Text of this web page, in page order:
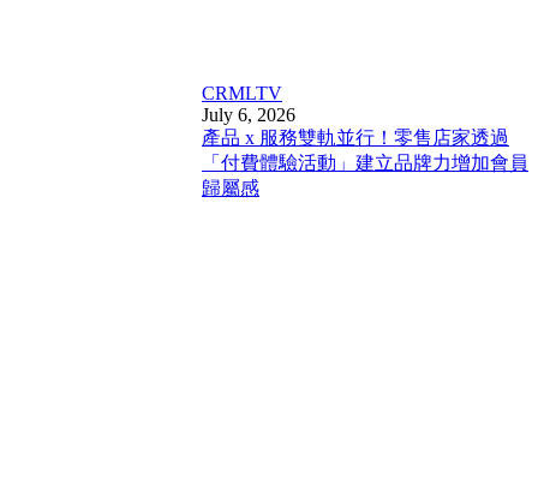
CRMLTV
July 6, 2026
產品 x 服務雙軌並行！零售店家透過
「付費體驗活動」建立品牌力增加會員
歸屬感